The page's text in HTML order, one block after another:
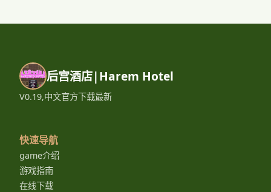
后宫酒店|Harem Hotel
V0.19,中文官方下载最新
快速导航
game介绍
游戏指南
在线下载